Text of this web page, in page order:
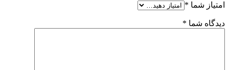
امتیاز شما *
دیدگاه شما *